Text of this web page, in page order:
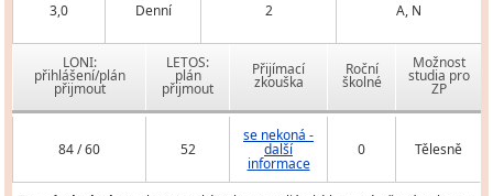
3,0 Denní 2 A, N
LONI:
přihlášení/plán
přijmout
LETOS:
plán
přijmout
Přijímací
zkouška
Roční
školné
Možnost
studia pro
ZP
84 / 60 52
se nekoná -
další
informace
0 Tělesně